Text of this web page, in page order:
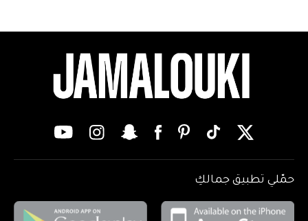
حمّلي تطبيق جمالكِ